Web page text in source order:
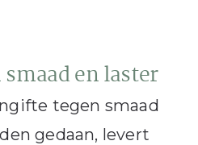
en laster
tegen smaad
gedaan, levert